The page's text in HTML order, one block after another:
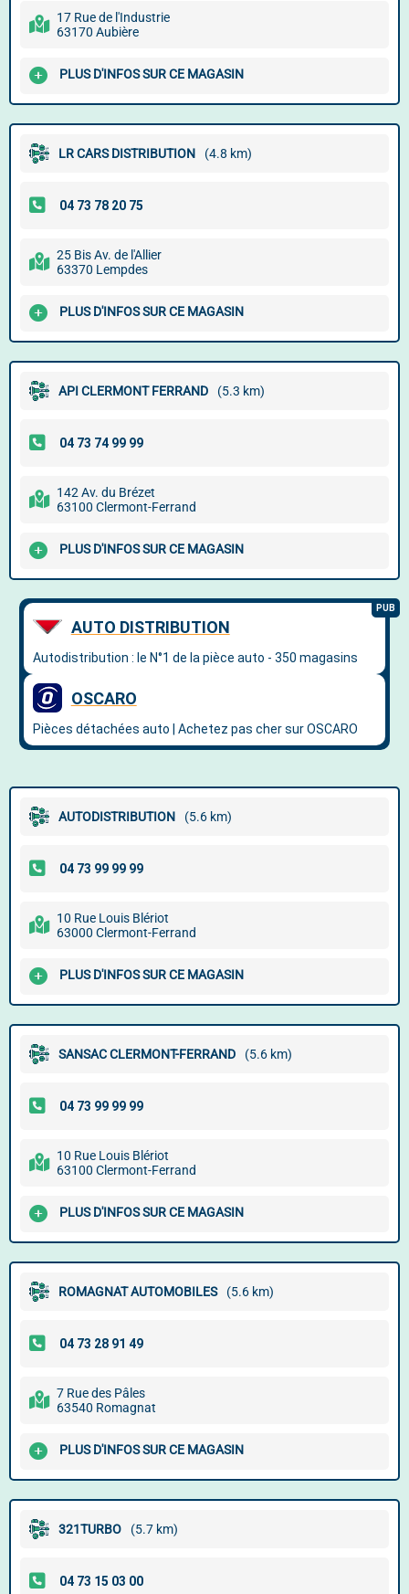
17 Rue de l'Industrie
63170 Aubière
PLUS D'INFOS SUR CE MAGASIN
LR CARS DISTRIBUTION (4.8 km)
25 Bis Av. de l'Allier
63370 Lempdes
PLUS D'INFOS SUR CE MAGASIN
API CLERMONT FERRAND (5.3 km)
142 Av. du Brézet
63100 Clermont-Ferrand
PLUS D'INFOS SUR CE MAGASIN
AUTODISTRIBUTION (5.6 km)
10 Rue Louis Blériot
63000 Clermont-Ferrand
PLUS D'INFOS SUR CE MAGASIN
SANSAC CLERMONT-FERRAND (5.6 km)
10 Rue Louis Blériot
63100 Clermont-Ferrand
PLUS D'INFOS SUR CE MAGASIN
ROMAGNAT AUTOMOBILES (5.6 km)
7 Rue des Pâles
63540 Romagnat
PLUS D'INFOS SUR CE MAGASIN
321TURBO (5.7 km)